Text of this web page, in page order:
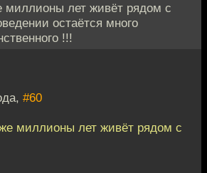
лет живёт рядом с
остаётся много
!!!
#60
миллионы лет живёт рядом с